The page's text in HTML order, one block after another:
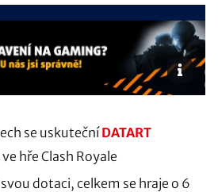
se uskutečníDATART
hře Clash Royale
dotaci, celkem se hraje o 6